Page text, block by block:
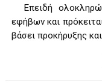
Επειδή
εφήβων και
βάσει προκήρυξης